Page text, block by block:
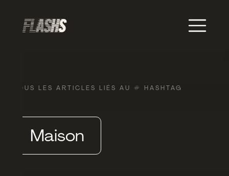
TOUS LES ARTICLES LIÉS AU # HASHTAG
Maison